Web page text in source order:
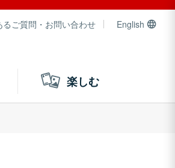
るご質問・お問い合わせ English
楽しむ